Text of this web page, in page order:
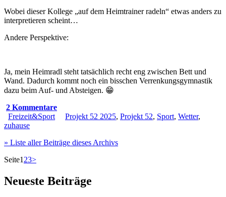
Wobei dieser Kollege „auf dem Heimtrainer radeln“ etwas anders zu
interpretieren scheint…
Andere Perspektive:
Ja, mein Heimradl steht tatsächlich recht eng zwischen Bett und
Wand. Dadurch kommt noch ein bisschen Verrenkungsgymnastik
dazu beim Auf- und Absteigen. 😁
2 Kommentare
Freizeit&Sport
Projekt 52 2025, Projekt 52, Sport, Wetter,
zuhause
» Liste aller Beiträge dieses Archivs
Seite1 23>
Neueste Beiträge